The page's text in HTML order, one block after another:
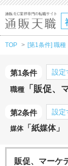
TOP [第1条件] 職種
第1条件
職種 「販促、
設定
第2条件
媒体「紙媒体」
設定
販促、マーケ